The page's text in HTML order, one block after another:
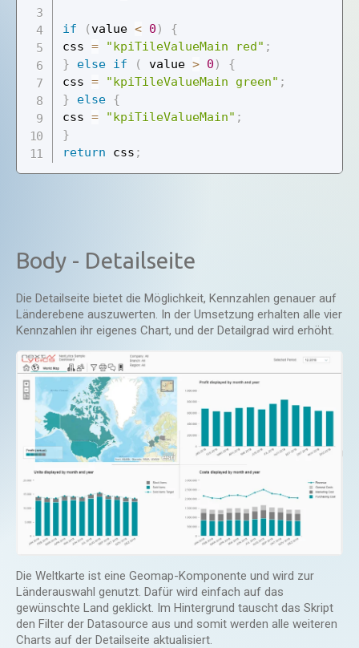
if (value < 0 )
{
css = "kpiTileValueMain red" ;
}
else if ( value > 0 )
{
css = "kpiTileValueMain green" ;
}
else {
css = "kpiTileValueMain" ;
}
return css ;
Body - Detailseite
Die Detailseite bietet die Möglichkeit, Kennzahlen genauer auf
Länderebene auszuwerten. In der Umsetzung erhalten alle vier
Kennzahlen ihr eigenes Chart, und der Detailgrad wird erhöht.
Die Weltkarte ist eine Geomap-Komponente und wird zur
Länderauswahl genutzt. Dafür wird einfach auf das
gewünschte Land geklickt. Im Hintergrund tauscht das Skript
den Filter der Datasource aus und somit werden alle weiteren
Charts auf der Detailseite aktualisiert.